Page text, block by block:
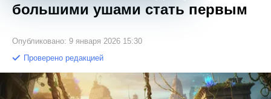
большими ушами стать первым
Опубликовано: 9 января 2026 15:30
Проверено редакцией